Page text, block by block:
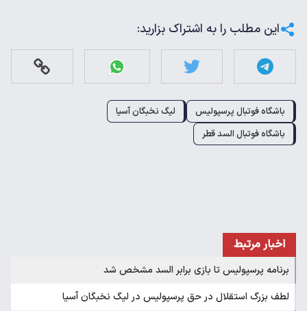
این مطلب را به اشتراک بزارید:
باشگاه فوتبال پرسپولیس
لیگ نخبگان آسیا
باشگاه فوتبال السد قطر
اخبار مرتبط
برنامه پرسپولیس تا بازی برابر السد مشخص شد
لطف بزرگ استقلال در حق پرسپولیس در لیگ نخبگان آسیا